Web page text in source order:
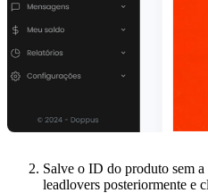
Salve o ID do produto sem a
leadlovers posteriormente e